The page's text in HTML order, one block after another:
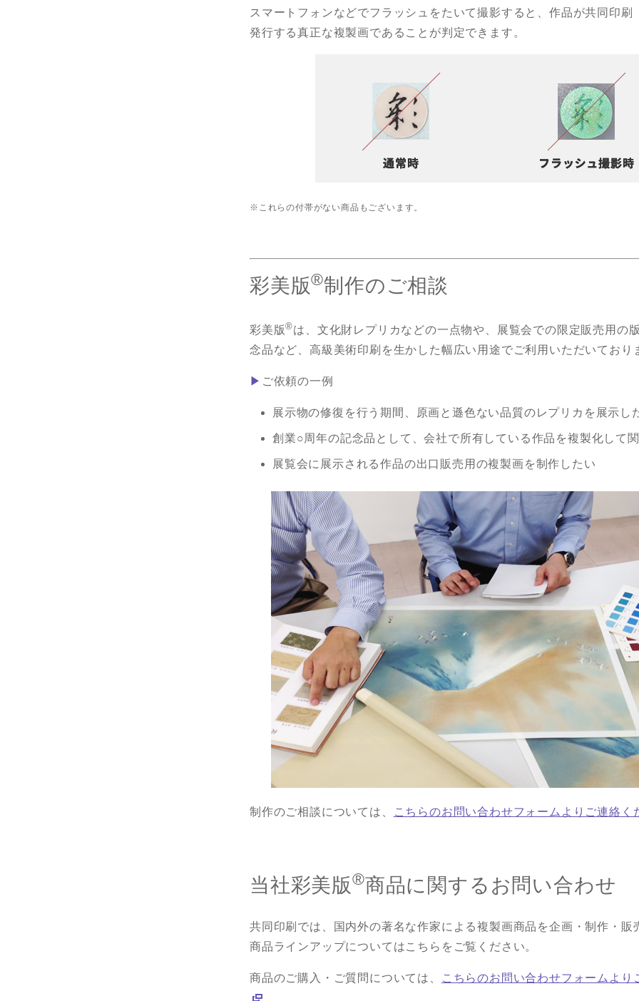
スマートフォンなどでフラッシュをたいて撮影すると、作品が共同印刷
発行する真正な複製画であることが判定できます。
※これらの付帯がない商品もございます。
彩美版®制作のご相談
彩美版®は、文化財レプリカなどの一点物や、展覧会での限定販売用の
念品など、高級美術印刷を生かした幅広い用途でご利用いただいており
▶ ご依頼の一例
展示物の修復を行う期間、原画と遜色ない品質のレプリカを展示し
創業○周年の記念品として、会社で所有している作品を複製化して
展覧会に展示される作品の出口販売用の複製画を制作したい
制作のご相談については、 こちらのお問い合わせフォームよりご連絡く
当社彩美版®商品に関するお問い合わせ
共同印刷では、国内外の著名な作家による複製画商品を企画・制作・販
商品ラインアップについてはこちらをご覧ください。
商品のご購入・ご質問については、 こちらのお問い合わせフォームより